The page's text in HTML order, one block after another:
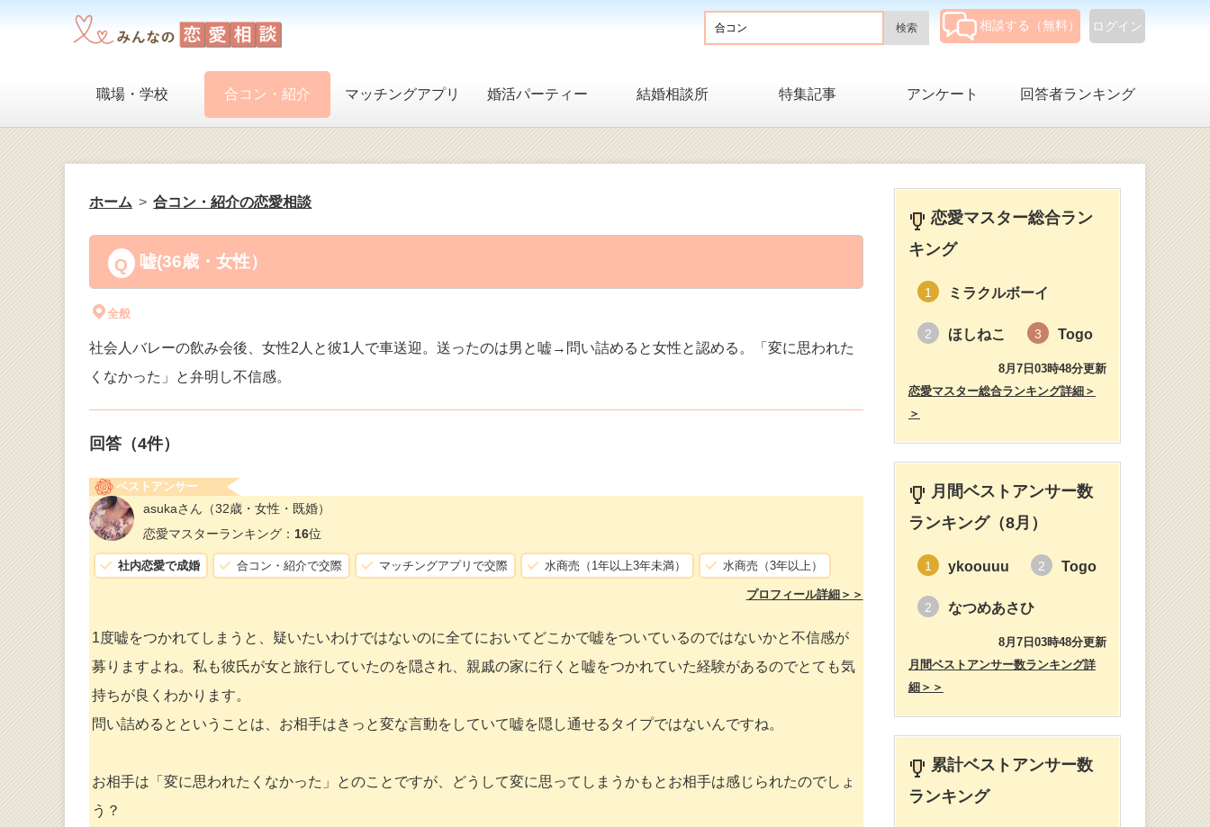
ログイン
相談する（無料）
職場・学校 合コン・紹介 マッチングアプリ 婚活パーティー 結婚相談所 特集記事 アンケート 回答者ランキング
ホーム 合コン・紹介の恋愛相談
嘘(36歳・女性）
全般
社会人バレーの飲み会後、女性2人と彼1人で車送迎。送ったのは男と嘘→問い詰めると女性と認める。「変に思われた
くなかった」と弁明し不信感。
回答（4件）
ベストアンサー
asukaさん （32歳・女性・既婚）
恋愛マスターランキング： 16位
社内恋愛で成婚 合コン・紹介で交際 マッチングアプリで交際 水商売（1年以上3年未満） 水商売（3年以上）
プロフィール詳細＞＞
1度嘘をつかれてしまうと、疑いたいわけではないのに全てにおいてどこかで嘘をついているのではないかと不信感が
募りますよね。私も彼氏が女と旅行していたのを隠され、親戚の家に行くと嘘をつかれていた経験があるのでとても気
持ちが良くわかります。
問い詰めるとということは、お相手はきっと変な言動をしていて嘘を隠し通せるタイプではないんですね。
お相手は「変に思われたくなかった」とのことですが、どうして変に思ってしまうかもとお相手は感じられたのでしょ
う？
恋愛マスター総合ラン
キング
1 ミラクルボーイ
2 ほしねこ 3 Togo
8月7日03時48分更新
恋愛マスター総合ランキング詳細＞
＞
月間ベストアンサー数
ランキング（8月）
1 ykoouuu 2 Togo
2 なつめあさひ
8月7日03時48分更新
月間ベストアンサー数ランキング詳
細＞＞
累計ベストアンサー数
ランキング